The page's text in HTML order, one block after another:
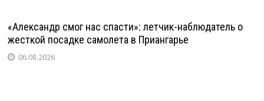
«Александр смог нас спасти»: летчик-наблюдатель о
жесткой посадке самолета в Приангарье
06.08.2026